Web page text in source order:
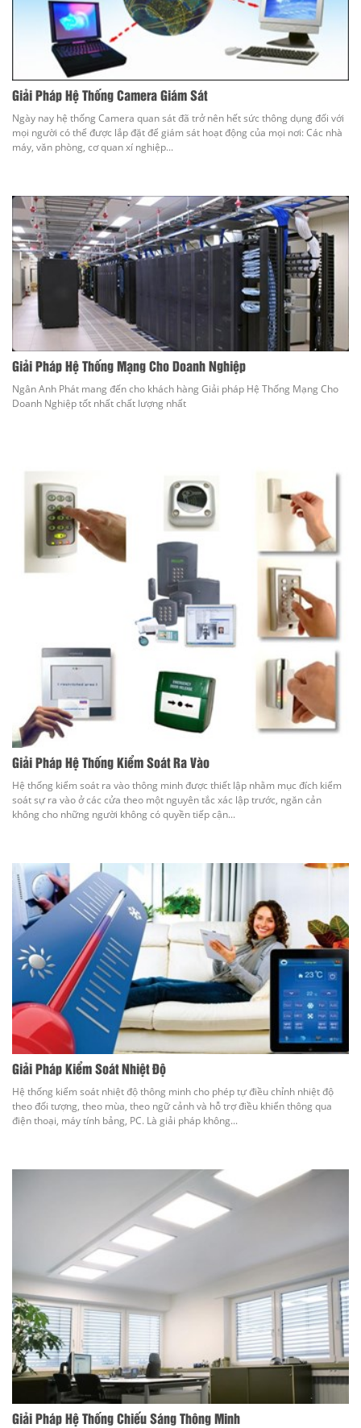
Giải Pháp Hệ Thống Camera Giám Sát
Ngày nay hệ thống Camera quan sát đã trở nên hết sức thông dụng đối với
mọi người có thể được lắp đặt để giám sát hoạt động của mọi nơi: Các nhà
máy, văn phòng, cơ quan xí nghiệp...
Giải Pháp Hệ Thống Mạng Cho Doanh Nghiệp
Ngân Anh Phát mang đến cho khách hàng Giải pháp Hệ Thống Mạng Cho
Doanh Nghiệp tốt nhất chất lượng nhất
Giải Pháp Hệ Thống Kiểm Soát Ra Vào
Hệ thống kiểm soát ra vào thông minh được thiết lập nhằm mục đích kiểm
soát sự ra vào ở các cửa theo một nguyên tắc xác lập trước, ngăn cản
không cho những người không có quyền tiếp cận...
Giải Pháp Kiểm Soát Nhiệt Độ
Hệ thống kiểm soát nhiệt độ thông minh cho phép tự điều chỉnh nhiệt độ
theo đối tượng, theo mùa, theo ngữ cảnh và hỗ trợ điều khiển thông qua
điện thoại, máy tính bảng, PC. Là giải pháp không...
Giải Pháp Hệ Thống Chiếu Sáng Thông Minh